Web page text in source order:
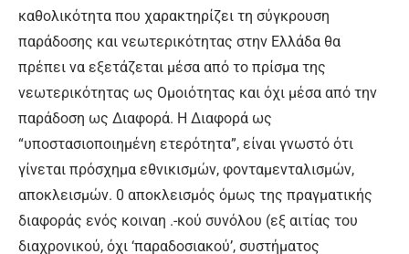
καθολικότητα που χαρακτηρίζει τη σύγκρουση
παράδοσης και νεωτερικότητας στην Ελλάδα θα
πρέπει να εξετάζεται μέσα από το πρίσμα της
νεωτερικότητας ως Ομοιότητας και όχι μέσα από την
παράδοση ως Διαφορά. Η Διαφορά ως
“υποστασιοποιημένη ετερότητα”, είναι γνωστό ότι
γίνεται πρόσχημα εθνικισμών, φονταμενταλισμών,
αποκλεισμών. 0 αποκλεισμός όμως της πραγματικής
διαφοράς ενός κοιναη .-κού συνόλου (εξ αιτίας του
διαχρονικού, όχι ‘παραδοσιακού’, συστήματος